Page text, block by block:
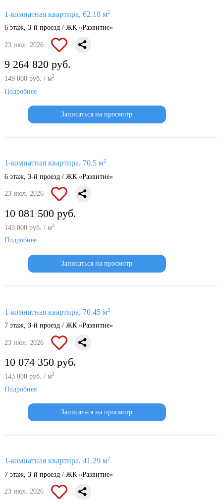
1-комнатная квартира, 62.18 м2
6 этаж, 3-й проезд / ЖК «Развитие»
23 июл. 2026
9 264 820 руб.
149 000 руб. / м2
Подробнее
Записаться на просмотр
1-комнатная квартира, 70.5 м2
6 этаж, 3-й проезд / ЖК «Развитие»
23 июл. 2026
10 081 500 руб.
143 000 руб. / м2
Подробнее
Записаться на просмотр
1-комнатная квартира, 70.45 м2
7 этаж, 3-й проезд / ЖК «Развитие»
23 июл. 2026
10 074 350 руб.
143 000 руб. / м2
Подробнее
Записаться на просмотр
1-комнатная квартира, 41.29 м2
7 этаж, 3-й проезд / ЖК «Развитие»
23 июл. 2026